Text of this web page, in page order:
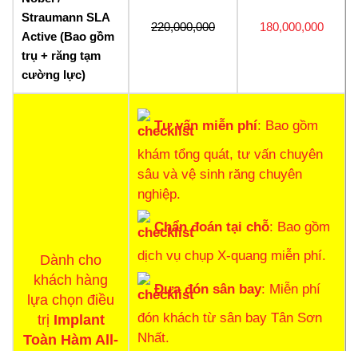
Straumann SLA
Active (Bao gồm
trụ + răng tạm
cường lực)
220,000,000 180,000,000
Dành cho
khách hàng
lựa chọn điều
trị Implant
Toàn Hàm All-
Tư vấn miễn phí: Bao gồm
khám tổng quát, tư vấn chuyên
sâu và vệ sinh răng chuyên
nghiệp.
Chẩn đoán tại chỗ: Bao gồm
dịch vụ chụp X-quang miễn phí.
Đưa đón sân bay: Miễn phí
đón khách từ sân bay Tân Sơn
Nhất.